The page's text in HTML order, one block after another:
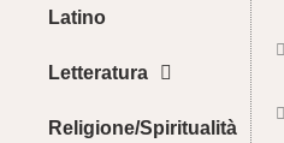
Latino
Letteratura
Religione/Spiritualità